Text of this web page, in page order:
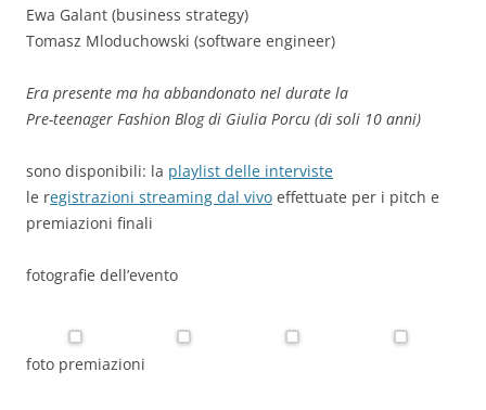
Ewa Galant (business strategy)
Tomasz Mloduchowski (software engineer)
Era presente ma ha abbandonato nel durate la
Pre-teenager Fashion Blog di Giulia Porcu (di soli 10 anni)
sono disponibili: la playlist delle interviste
le registrazioni streaming dal vivo effettuate per i pitch e
premiazioni finali
fotografie dell’evento
foto premiazioni